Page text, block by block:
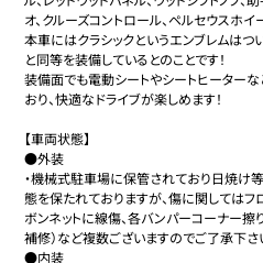
オ、クルーズコントロール、ペルセウスホイ
本車にはクラシックというエンブレムはつ
と同等を装備しているとのことです！
装備面でも電動シートやシートヒーター
おり、快適なドライブが楽しめます！
【車両状態】
●外装
・機械式駐車場に保管されており日焼け
態を保たれておりますが、傷に関してはフ
ボンネットに線傷、各バンパーコーナー擦
補修）など複数ございますのでご了承下さ
●内装